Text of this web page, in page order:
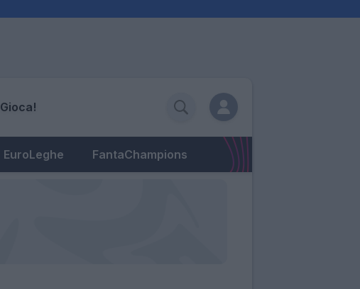
Gioca!
EuroLeghe FantaChampions